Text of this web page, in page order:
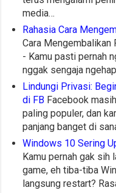
media…
Rahasia Cara
Cara Mengembalikan
- Kamu pasti pernah
nggak sengaja
Lindungi Privasi:
di FB Facebook
paling populer, dan
panjang banget di
Windows 10 Sering
Kamu pernah gak sih
game, eh tiba-tiba
langsung restart?